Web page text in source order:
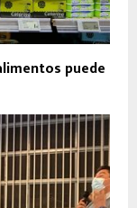
puede